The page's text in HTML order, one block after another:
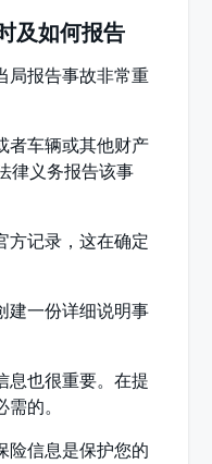
及如何报告
局报告事故非常重
者车辆或其他财产
律义务报告该事
方记录，这在确定
建一份详细说明事
息也很重要。在提
的。
险信息是保护您的